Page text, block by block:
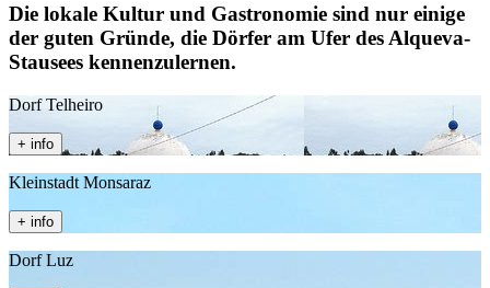
Die lokale Kultur und Gastronomie sind nur einige
der guten Gründe, die Dörfer am Ufer des Alqueva-
Stausees kennenzulernen.
Dorf Telheiro
+ info
Kleinstadt Monsaraz
+ info
Dorf Luz